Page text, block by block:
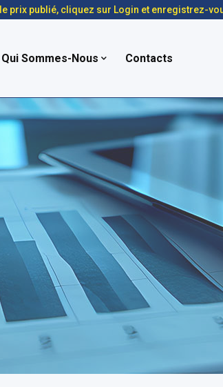
prix publié, cliquez sur Login et enregistrez-
Qui Sommes-Nous Contacts